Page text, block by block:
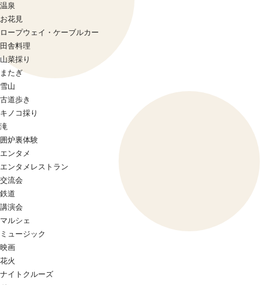
温泉
お花見
ロープウェイ・ケーブルカー
田舎料理
山菜採り
またぎ
雪山
古道歩き
キノコ採り
滝
囲炉裏体験
エンタメ
エンタメレストラン
交流会
鉄道
講演会
マルシェ
ミュージック
映画
花火
ナイトクルーズ